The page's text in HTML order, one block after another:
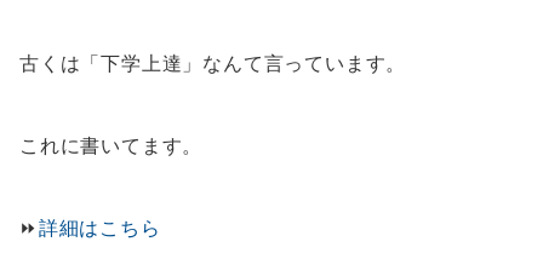
古くは「下学上達」なんて言っています。
これに書いてます。
⏩️詳細はこちら